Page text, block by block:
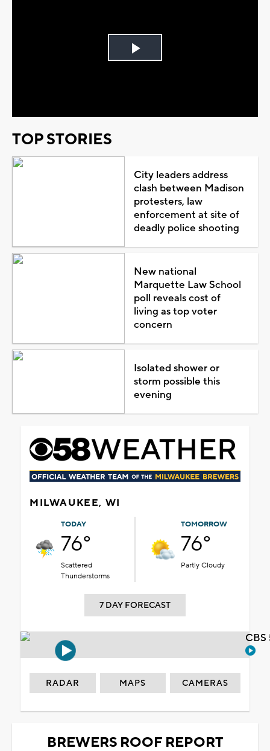
Play
TOP STORIES
City leaders address
clash between Madison
protesters, law
enforcement at site of
deadly police shooting
New national
Marquette Law School
poll reveals cost of
living as top voter
concern
Isolated shower or
storm possible this
evening
MILWAUKEE, WI
TODAY
76°
Scattered
Thunderstorms
TOMORROW
76°
Partly Cloudy
7 DAY FORECAST
RADAR MAPS CAMERAS
BREWERS ROOF REPORT